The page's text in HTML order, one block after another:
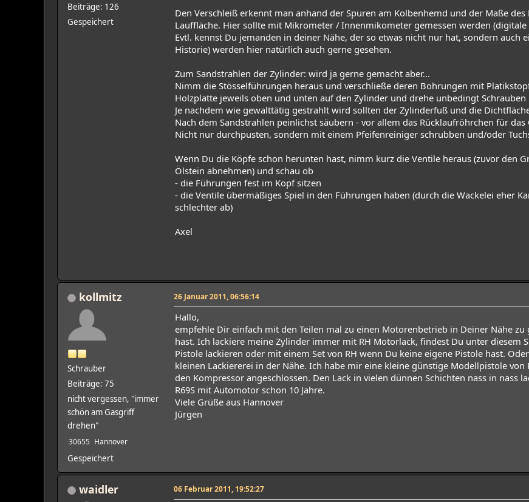
Beiträge: 126
Gespeichert
Den Verschleiß erkennt man anhand der Spuren am Kolbenhemd und der Maße
Lauffläche. Hier sollte mit Mikrometer / Innenmikometer gemessen werden
Evtl. kennst Du jemanden in deiner Nähe, der so etwas nicht nur hat, sondern auch
Historie) werden hier natürlich auch gerne gesehen.
Zum Sandstrahlen der Zylinder: wird ja gerne gemacht aber...
Nimm die Stösselführungen heraus und verschließe deren Bohrungen mit
Holzplatte jeweils oben und unten auf den Zylinder und drehe unbedingt
Je nachdem wie gewalttätig gestrahlt wird sollten der Zylinderfuß und die
Nach dem Sandstrahlen peinlichst säubern - vor allem das Rücklaufröhrchen für
Nicht nur durchpusten, sondern mit einem Pfeifenreiniger schrubben und/oder
Wenn Du die Köpfe schon herunten hast, nimm kurz die Ventile heraus (zuvor den
Ölstein abnehmen) und schau ob
- die Führungen fest im Kopf sitzen
- die Ventile übermäßiges Spiel in den Führungen haben (durch die Wackelei eher
schlechter ab)
Axel
kollmitz
Schrauber
Beiträge: 75
nicht vergessen, "immer
schön am Gasgriff
drehen"
30655 Hannover
Gespeichert
26 Januar 2011, 06:56:14
Hallo,
empfehle Dir einfach mit den Teilen mal zu einen Motorenbetrieb in Deiner Nähe
hast. Ich lackiere meine Zylinder immer mit RH Motorlack, findest Du unter diesem
Pistole lackieren oder mit einem Set von RH wenn Du keine eigene Pistole hast.
kleinen Lackiererei in der Nähe. Ich habe mir eine kleine günstige Modellpistole
den Kompressor angeschlossen. Den Lack in vielen dünnen Schichten nass in nass
R69S mit Automotor schon 10 Jahre.
Viele Grüße aus Hannover
Jürgen
waidler 06 Februar 2011, 19:52:27